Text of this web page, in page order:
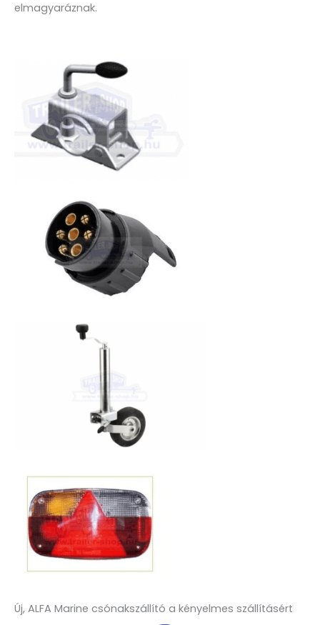
elmagyaráznak.
Új, ALFA Marine csónakszállító a kényelmes szállításért